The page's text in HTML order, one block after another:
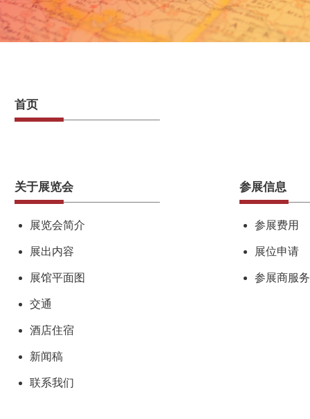
首页
关于展览会
展览会简介
展出内容
展馆平面图
交通
酒店住宿
新闻稿
联系我们
参展信息
参展费用
展位申请
参展商服务